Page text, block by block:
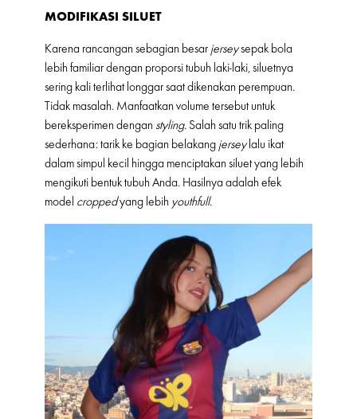
MODIFIKASI SILUET
Karena rancangan sebagian besar jerseysepak bola
lebih familiar dengan proporsi tubuh laki-laki, siluetnya
sering kali terlihat longgar saat dikenakan perempuan.
Tidak masalah. Manfaatkan volume tersebut untuk
bereksperimen dengan styling. Salah satu trik paling
sederhana: tarik ke bagian belakang jersey lalu ikat
dalam simpul kecil hingga menciptakan siluet yang lebih
mengikuti bentuk tubuh Anda. Hasilnya adalah efek
model croppedyang lebih youthfull.